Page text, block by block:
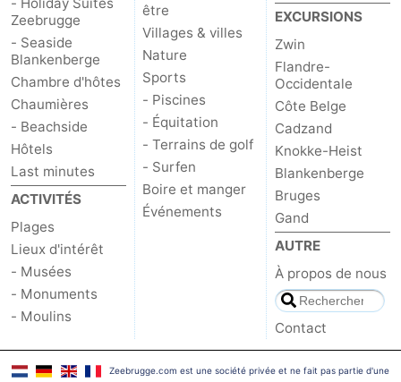
Zeebrugge
- Seaside
Blankenberge
Chambre d'hôtes
Chaumières
- Beachside
Hôtels
Last minutes
ACTIVITÉS
Plages
Lieux d'intérêt
- Musées
- Monuments
- Moulins
être
Villages & villes
Nature
Sports
- Piscines
- Équitation
- Terrains de golf
- Surfen
Boire et manger
Événements
EXCURSIONS
Zwin
Flandre-
Occidentale
Côte Belge
Cadzand
Knokke-Heist
Blankenberge
Bruges
Gand
AUTRE
À propos de nous
Contact
Zeebrugge.com est une société privée et ne fait pas partie d'une